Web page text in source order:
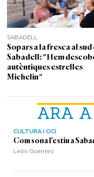
ARA A
CULTURA I OCI
Com sona l’estiu a
León Guerrero
SABADELL
Sopars a la fresca al sud
Sabadell: "Hem
autèntiques estrelles
Michelin"